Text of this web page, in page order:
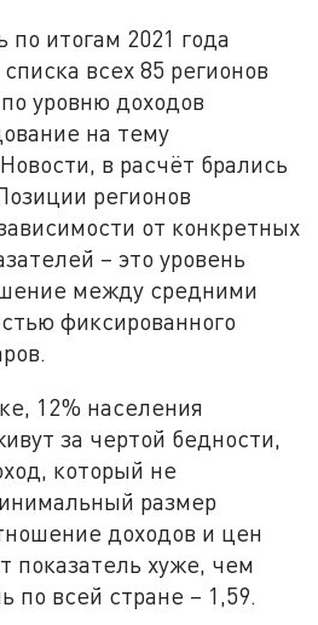
по итогам 2021 года
всех 85 регионов
уровню доходов
на тему
в расчёт брались
регионов
от конкретных
– это уровень
между средними
фиксированного
12% населения
за чертой бедности,
который не
размер
доходов и цен
показатель хуже, чем
по всей стране – 1,59.